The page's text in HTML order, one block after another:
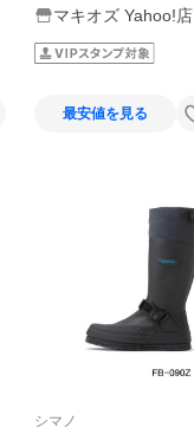
マキオズ Yahoo!店
最安値を見る
シマノ